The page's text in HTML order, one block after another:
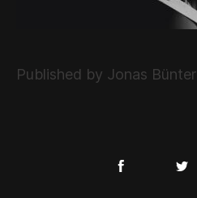
Published by Jonas Bünter